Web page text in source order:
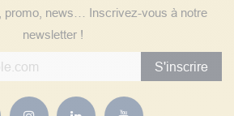
promo, news… Inscrivez-vous à notre
newsletter !
S'inscrire